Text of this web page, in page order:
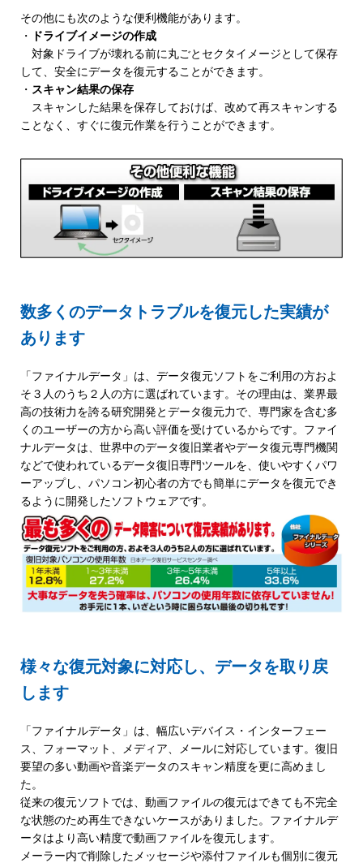
その他にも次のような便利機能があります。
・
ドライブイメージの作成
対象ドライブが壊れる前に丸ごとセクタイメージとして保存
して、安全にデータを復元することができます。
・ スキャン結果の保存
スキャンした結果を保存しておけば、改めて再スキャンする
ことなく、すぐに復元作業を行うことができます。
数多くのデータトラブルを復元した実績が
あります
「ファイナルデータ」は、データ復元ソフトをご利用の方およ
そ３人のうち２人の方に選ばれています。その理由は、業界最
高の技術力を誇る研究開発とデータ復元力で、専門家を含む多
くのユーザーの方から高い評価を受けているからです。ファイ
ナルデータは、世界中のデータ復旧業者やデータ復元専門機関
などで使われているデータ復旧専門ツールを、使いやすくパワ
ーアップし、パソコン初心者の方でも簡単にデータを復元でき
るように開発したソフトウェアです。
様々な復元対象に対応し、データを取り戻
します
「ファイナルデータ」は、幅広いデバイス・インターフェー
ス、フォーマット、メディア、メールに対応しています。復旧
要望の多い動画や音楽データのスキャン精度を更に高めまし
た。
従来の復元ソフトでは、動画ファイルの復元はできても不完全
な状態のため再生できないケースがありました。ファイナルデ
ータはより高い精度で動画ファイルを復元します。
メーラー内で削除したメッセージや添付ファイルも個別に復元